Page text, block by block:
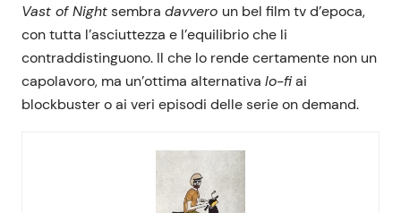
Vast of Nightsembra davvero un bel film tv d’epoca,
con tutta l’asciuttezza e l’equilibrio che li
contraddistinguono. Il che lo rende certamente non un
capolavoro, ma un’ottima alternativa lo-fiai
blockbuster o ai veri episodi delle serie on demand.